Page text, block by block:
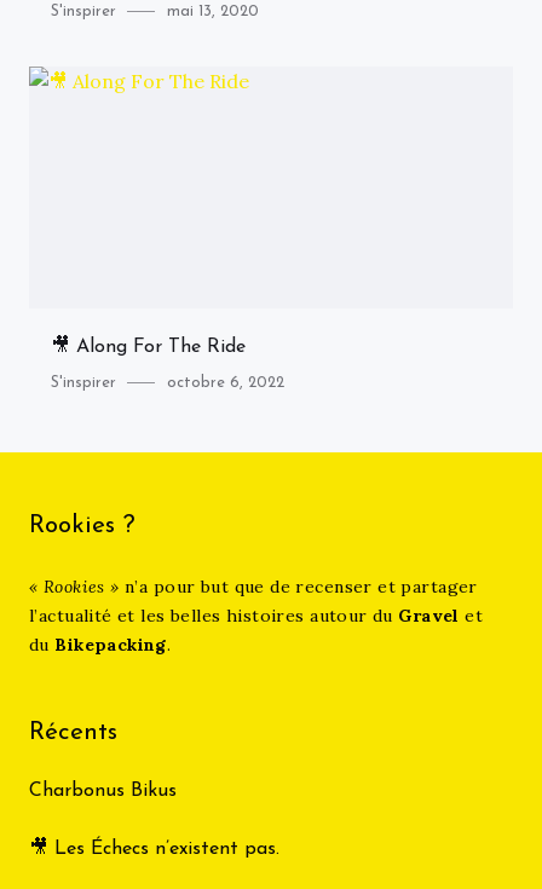
Category
S'inspirer
Posted
mai 13, 2020
🎥 Along For The Ride
Category
S'inspirer
Posted
octobre 6, 2022
Rookies ?
« Rookies »n’a pour but que de recenser et partager
l’actualité et les belles histoires autour du Gravel et
du Bikepacking.
Récents
Charbonus Bikus
🎥 Les Échecs n’existent pas.